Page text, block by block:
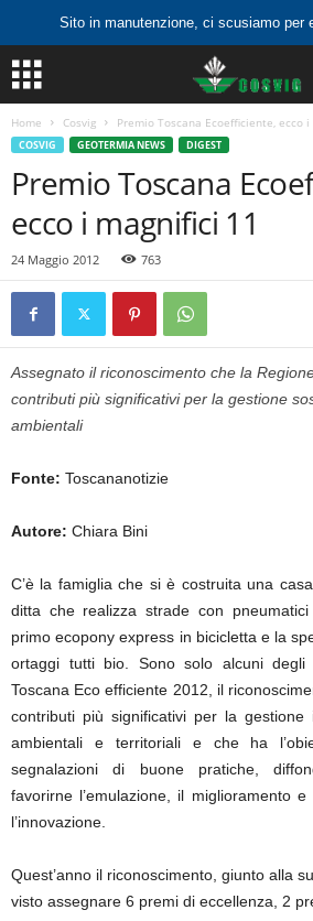
Sito in manutenzione, ci scusiamo per
Home Cosvig Premio Toscana Ecoefficiente, ecco
COSVIG GEOTERMIA NEWS DIGEST
Premio Toscana
ecco i magnifici 11
24 Maggio 2012 763
Assegnato il riconoscimento che la
contributi più significativi per la gestione
ambientali
Fonte: Toscananotizie
Autore: Chiara Bini
C’è la famiglia che si è costruita una
ditta che realizza strade con
primo ecopony express in bicicletta e la
ortaggi tutti bio. Sono solo alcuni degli
Toscana Eco efficiente 2012, il
contributi più significativi per la gestione
ambientali e territoriali e che ha
segnalazioni di buone pratiche,
favorirne l’emulazione, il miglioramento
l’innovazione.
Quest’anno il riconoscimento, giunto alla
visto assegnare 6 premi di eccellenza, 2